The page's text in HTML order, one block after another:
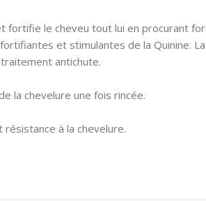
fortifie le cheveu tout lui en procurant
et stimulantes de la Quinine.
antichute.
la chevelure une fois rincée.
à la chevelure.